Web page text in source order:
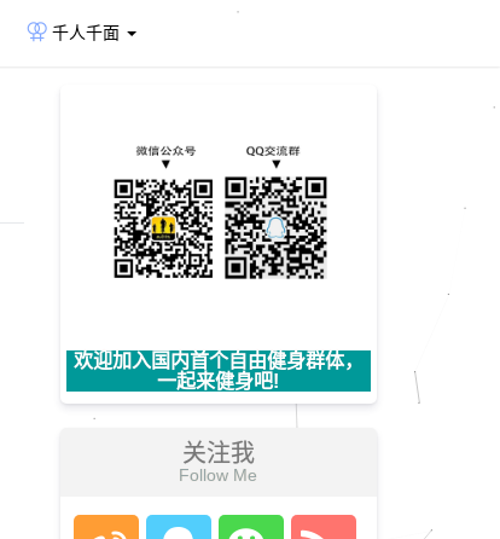
千人千面
欢迎加入国内首个自由健身群体，
一起来健身吧!
关注我
Follow Me